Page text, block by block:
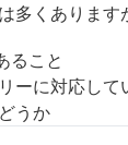
多くあります
ること
ーに対応して
うか